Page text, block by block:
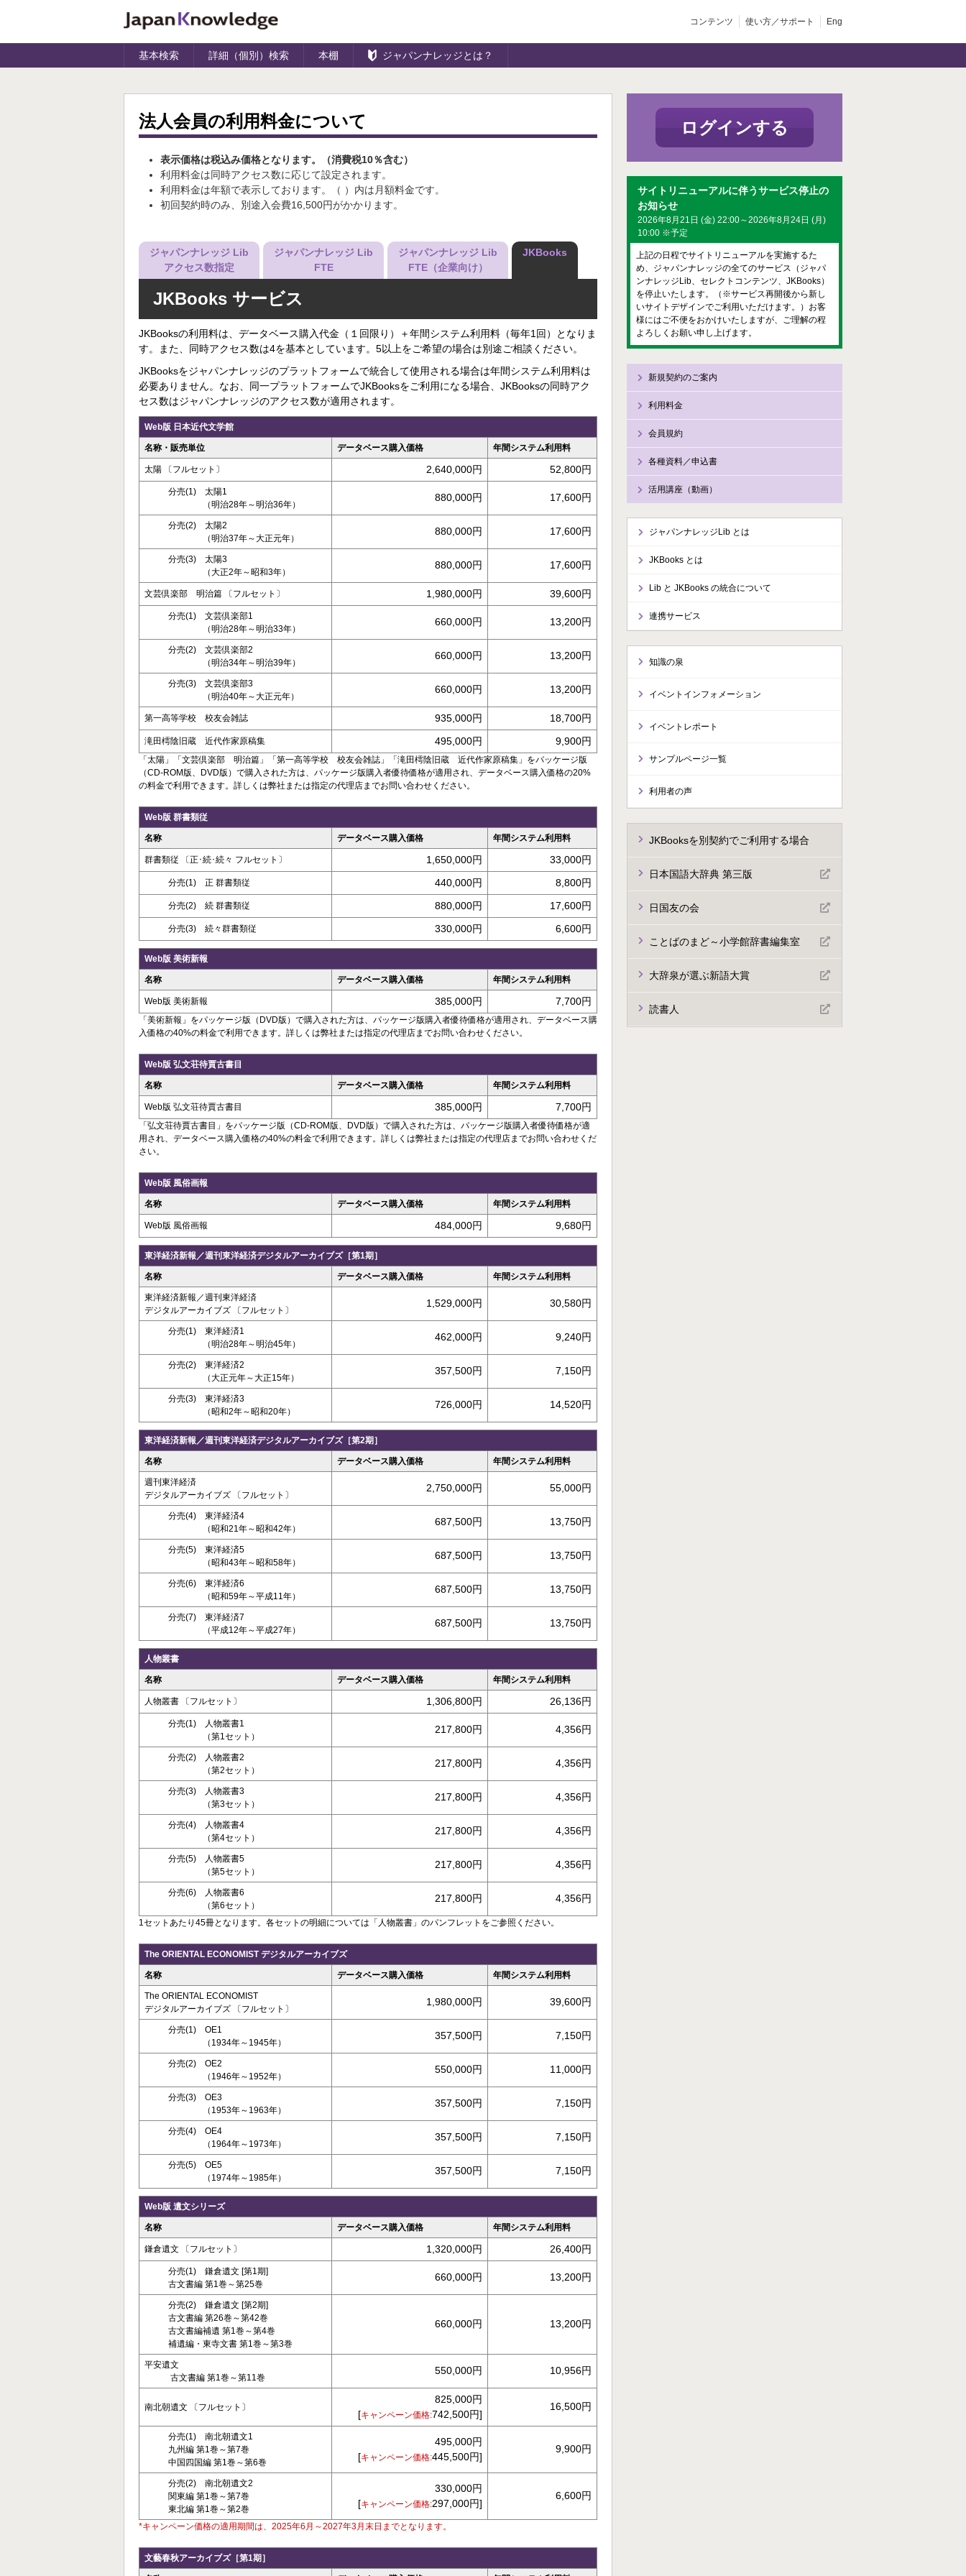
コンテンツ 使い方／サポート Eng
基本検索 詳細（個別）検索 本棚 ジャパンナレッジとは？
法人会員の利用料金について
表示価格は税込み価格となります。（消費税10％含む）
利用料金は同時アクセス数に応じて設定されます。
利用料金は年額で表示しております。（ ）内は月額料金です。
初回契約時のみ、別途入会費16,500円がかかります。
ジャパンナレッジ Lib
アクセス数指定
ジャパンナレッジ Lib
FTE
ジャパンナレッジ Lib
FTE（企業向け）
JKBooks
JKBooks サービス
JKBooksの利用料は、データベース購入代金（１回限り）＋年間システム利用料（毎年1回）となりま
す。また、同時アクセス数は4を基本としています。5以上をご希望の場合は別途ご相談ください。
JKBooksをジャパンナレッジのプラットフォームで統合して使用される場合は年間システム利用料は
必要ありません。なお、同一プラットフォームでJKBooksをご利用になる場合、JKBooksの同時アク
セス数はジャパンナレッジのアクセス数が適用されます。
Web版 日本近代文学館
名称・販売単位 データベース購入価格 年間システム利用料
太陽 〔フルセット〕 2,640,000円 52,800円
分売(1) 太陽1
（明治28年～明治36年）
880,000円 17,600円
分売(2) 太陽2
（明治37年～大正元年）
880,000円 17,600円
分売(3) 太陽3
（大正2年～昭和3年）
880,000円 17,600円
文芸倶楽部 明治篇 〔フルセット〕 1,980,000円 39,600円
分売(1) 文芸倶楽部1
（明治28年～明治33年）
660,000円 13,200円
分売(2) 文芸倶楽部2
（明治34年～明治39年）
660,000円 13,200円
分売(3) 文芸倶楽部3
（明治40年～大正元年）
660,000円 13,200円
第一高等学校 校友会雑誌 935,000円 18,700円
滝田樗陰旧蔵 近代作家原稿集 495,000円 9,900円
「太陽」「文芸倶楽部 明治篇」「第一高等学校 校友会雑誌」「滝田樗陰旧蔵 近代作家原稿集」をパッケージ版
（CD-ROM版、DVD版）で購入された方は、パッケージ版購入者優待価格が適用され、データベース購入価格の20%
の料金で利用できます。詳しくは弊社または指定の代理店までお問い合わせください。
Web版 群書類従
名称 データベース購入価格 年間システム利用料
群書類従 〔正･続･続々 フルセット〕 1,650,000円 33,000円
分売(1) 正 群書類従 440,000円 8,800円
分売(2) 続 群書類従 880,000円 17,600円
分売(3) 続々群書類従 330,000円 6,600円
Web版 美術新報
名称 データベース購入価格 年間システム利用料
Web版 美術新報 385,000円 7,700円
「美術新報」をパッケージ版（DVD版）で購入された方は、パッケージ版購入者優待価格が適用され、データベース購
入価格の40%の料金で利用できます。詳しくは弊社または指定の代理店までお問い合わせください。
Web版 弘文荘待賈古書目
名称 データベース購入価格 年間システム利用料
Web版 弘文荘待賈古書目 385,000円 7,700円
「弘文荘待賈古書目」をパッケージ版（CD-ROM版、DVD版）で購入された方は、パッケージ版購入者優待価格が適
用され、データベース購入価格の40%の料金で利用できます。詳しくは弊社または指定の代理店までお問い合わせくだ
さい。
Web版 風俗画報
名称 データベース購入価格 年間システム利用料
Web版 風俗画報 484,000円 9,680円
東洋経済新報／週刊東洋経済デジタルアーカイブズ［第1期］
名称 データベース購入価格 年間システム利用料
東洋経済新報／週刊東洋経済
デジタルアーカイブズ 〔フルセット〕
1,529,000円 30,580円
分売(1) 東洋経済1
（明治28年～明治45年）
462,000円 9,240円
分売(2) 東洋経済2
（大正元年～大正15年）
357,500円 7,150円
分売(3) 東洋経済3
（昭和2年～昭和20年）
726,000円 14,520円
東洋経済新報／週刊東洋経済デジタルアーカイブズ［第2期］
名称 データベース購入価格 年間システム利用料
週刊東洋経済
デジタルアーカイブズ 〔フルセット〕
2,750,000円 55,000円
分売(4) 東洋経済4
（昭和21年～昭和42年）
687,500円 13,750円
分売(5) 東洋経済5
（昭和43年～昭和58年）
687,500円 13,750円
分売(6) 東洋経済6
（昭和59年～平成11年）
687,500円 13,750円
分売(7) 東洋経済7
（平成12年～平成27年）
687,500円 13,750円
人物叢書
名称 データベース購入価格 年間システム利用料
人物叢書 〔フルセット〕 1,306,800円 26,136円
分売(1) 人物叢書1
（第1セット）
217,800円 4,356円
分売(2) 人物叢書2
（第2セット）
217,800円 4,356円
分売(3) 人物叢書3
（第3セット）
217,800円 4,356円
分売(4) 人物叢書4
（第4セット）
217,800円 4,356円
分売(5) 人物叢書5
（第5セット）
217,800円 4,356円
分売(6) 人物叢書6
（第6セット）
217,800円 4,356円
1セットあたり45冊となります。各セットの明細については「人物叢書」のパンフレットをご参照ください。
The ORIENTAL ECONOMIST デジタルアーカイブズ
名称 データベース購入価格 年間システム利用料
The ORIENTAL ECONOMIST
デジタルアーカイブズ 〔フルセット〕
1,980,000円 39,600円
分売(1) OE1
（1934年～1945年）
357,500円 7,150円
分売(2) OE2
（1946年～1952年）
550,000円 11,000円
分売(3) OE3
（1953年～1963年）
357,500円 7,150円
分売(4) OE4
（1964年～1973年）
357,500円 7,150円
分売(5) OE5
（1974年～1985年）
357,500円 7,150円
Web版 遺文シリーズ
名称 データベース購入価格 年間システム利用料
鎌倉遺文 〔フルセット〕 1,320,000円 26,400円
分売(1) 鎌倉遺文 [第1期]
古文書編 第1巻～第25巻
660,000円 13,200円
分売(2) 鎌倉遺文 [第2期]
古文書編 第26巻～第42巻
古文書編補遺 第1巻～第4巻
補遺編・東寺文書 第1巻～第3巻
660,000円 13,200円
平安遺文
古文書編 第1巻～第11巻
550,000円 10,956円
南北朝遺文 〔フルセット〕
825,000円
[キャンペーン価格:742,500円]
16,500円
分売(1) 南北朝遺文1
九州編 第1巻～第7巻
中国四国編 第1巻～第6巻
495,000円
[キャンペーン価格:445,500円]
9,900円
分売(2) 南北朝遺文2
関東編 第1巻～第7巻
東北編 第1巻～第2巻
330,000円
[キャンペーン価格:297,000円]
6,600円
*キャンペーン価格の適用期間は、2025年6月～2027年3月末日までとなります。
文藝春秋アーカイブズ［第1期］
ログインする
サイトリニューアルに伴うサービス停止の
お知らせ
2026年8月21日 (金) 22:00～2026年8月24日 (月)
10:00 ※予定
上記の日程でサイトリニューアルを実施するた
め、ジャパンナレッジの全てのサービス（ジャパ
ンナレッジLib、セレクトコンテンツ、JKBooks）
を停止いたします。（※サービス再開後から新し
いサイトデザインでご利用いただけます。）お客
様にはご不便をおかけいたしますが、ご理解の程
よろしくお願い申し上げます。
新規契約のご案内
利用料金
会員規約
各種資料／申込書
活用講座（動画）
ジャパンナレッジLib とは
JKBooks とは
Lib と JKBooks の統合について
連携サービス
知識の泉
イベントインフォメーション
イベントレポート
サンプルページ一覧
利用者の声
JKBooksを別契約でご利用する場合
日本国語大辞典 第三版
日国友の会
ことばのまど～小学館辞書編集室
大辞泉が選ぶ新語大賞
読書人